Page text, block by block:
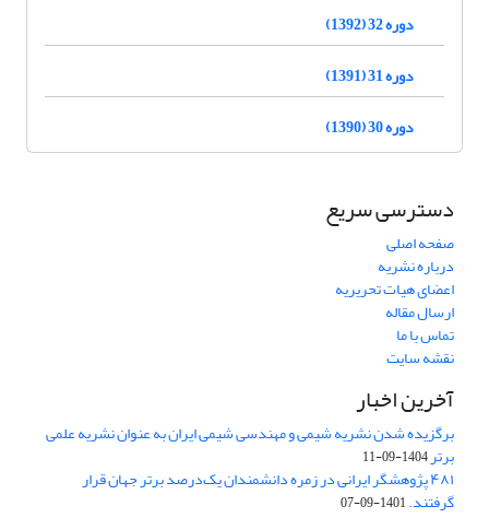
دوره 32 (1392)
دوره 31 (1391)
دوره 30 (1390)
دسترسی سریع
صفحه اصلی
درباره نشریه
اعضای هیات تحریریه
ارسال مقاله
تماس با ما
نقشه سایت
آخرین اخبار
برگزیده شدن نشریه شیمی و مهندسی شیمی ایران به عنوان نشریه علمی
برتر1404-09-11
۴۸۱ پژوهشگر ایرانی در زمره دانشمندان یک‌درصد برتر جهان قرار
گرفتند.1401-09-07